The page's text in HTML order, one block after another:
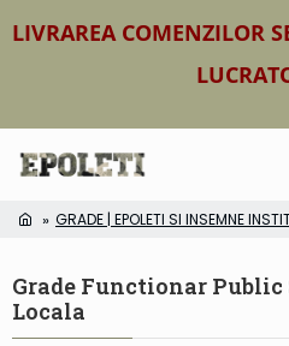
LIVRAREA COMENZILOR
GRADE | EPOLETI SI INSEMNE
Grade Functionar
Locala